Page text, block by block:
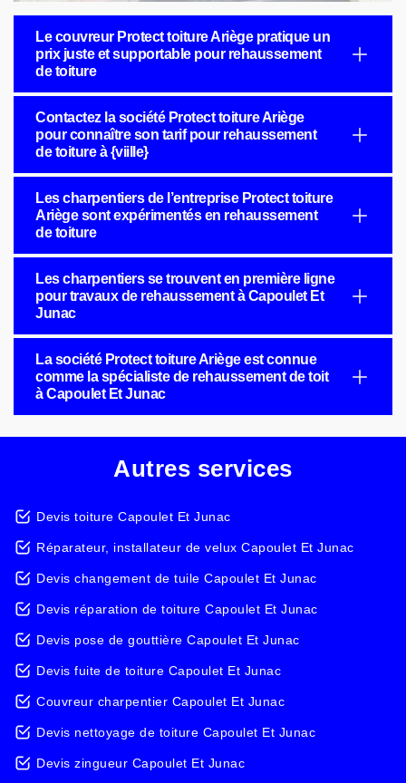
Le couvreur Protect toiture Ariège pratique un
prix juste et supportable pour rehaussement
de toiture
Contactez la société Protect toiture Ariège
pour connaître son tarif pour rehaussement
de toiture à {viille}
Les charpentiers de l’entreprise Protect toiture
Ariège sont expérimentés en rehaussement
de toiture
Les charpentiers se trouvent en première ligne
pour travaux de rehaussement à Capoulet Et
Junac
La société Protect toiture Ariège est connue
comme la spécialiste de rehaussement de toit
à Capoulet Et Junac
Autres services
Devis toiture Capoulet Et Junac
Réparateur, installateur de velux Capoulet Et Junac
Devis changement de tuile Capoulet Et Junac
Devis réparation de toiture Capoulet Et Junac
Devis pose de gouttière Capoulet Et Junac
Devis fuite de toiture Capoulet Et Junac
Couvreur charpentier Capoulet Et Junac
Devis nettoyage de toiture Capoulet Et Junac
Devis zingueur Capoulet Et Junac